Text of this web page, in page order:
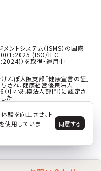
ントシステム（ISMS）の国際
(ISO/IEC
）を取得・運用中
んぽ大阪支部「健康宣言の証」
され、健康経営優良法人
（中小規模法人部門）に認定さ
た
験を向上させ、ト
使用していま
同意する